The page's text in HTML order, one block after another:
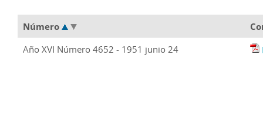
Número
Año XVI Número 4652 - 1951 junio 24